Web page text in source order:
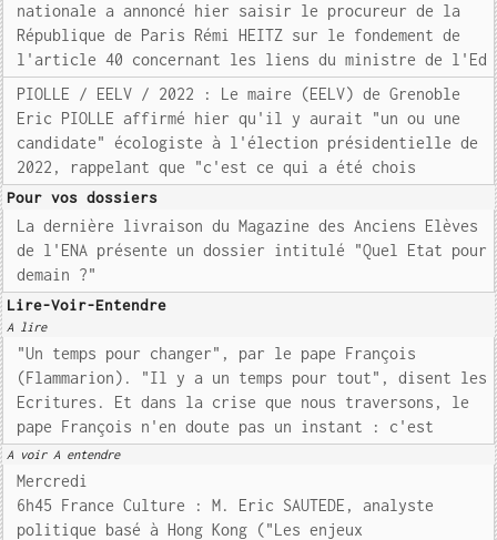
nationale a annoncé hier saisir le procureur de la
République de Paris Rémi HEITZ sur le fondement de
l'article 40 concernant les liens du ministre de l'Ed
PIOLLE / EELV / 2022 : Le maire (EELV) de Grenoble
Eric PIOLLE affirmé hier qu'il y aurait "un ou une
candidate" écologiste à l'élection présidentielle de
2022, rappelant que "c'est ce qui a été chois
Pour vos dossiers
La dernière livraison du Magazine des Anciens Elèves
de l'ENA présente un dossier intitulé "Quel Etat pour
demain ?"
Lire-Voir-Entendre
A lire
"Un temps pour changer", par le pape François
(Flammarion). "Il y a un temps pour tout", disent les
Ecritures. Et dans la crise que nous traversons, le
pape François n'en doute pas un instant : c'est
A voir A entendre
Mercredi
6h45 France Culture : M. Eric SAUTEDE, analyste
politique basé à Hong Kong ("Les enjeux